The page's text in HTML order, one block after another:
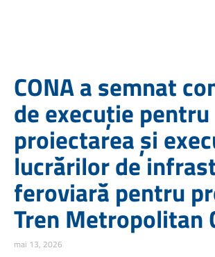
CONA a semnat
de execuție pentru
proiectarea și
lucrărilor de
feroviară pentru
Tren Metropolitan
mai 13, 2026